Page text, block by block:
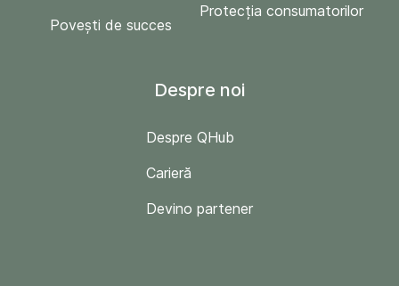
Povești de succes
Protecția consumatorilor
Despre noi
Despre QHub
Carieră
Devino partener